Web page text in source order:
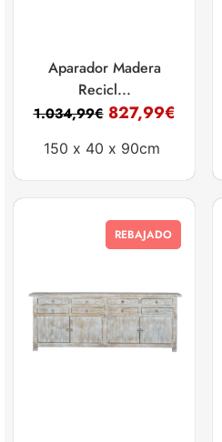
Aparador Madera
Recicl...
1.034,99€ 827,99€
150 x 40 x 90cm
REBAJADO